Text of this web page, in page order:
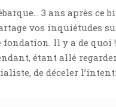
3 ans après ce
vos inquiétudes
fondation. Il y a de quoi !
étant allé
de déceler